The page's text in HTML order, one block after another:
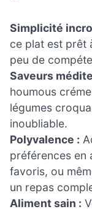
Simplicité
ce plat est prêt
peu de
Saveurs
houmous
légumes
inoubliable.
Polyvalence :
préférences en
favoris, ou
un repas
Aliment sain :